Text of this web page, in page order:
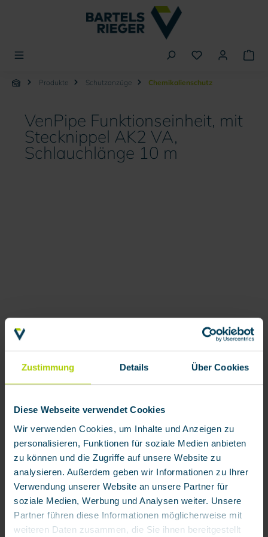
Zustimmung Details Über Cookies
Diese Webseite verwendet Cookies
Wir verwenden Cookies, um Inhalte und Anzeigen zu
personalisieren, Funktionen für soziale Medien anbieten
zu können und die Zugriffe auf unsere Website zu
analysieren. Außerdem geben wir Informationen zu Ihrer
Verwendung unserer Website an unsere Partner für
soziale Medien, Werbung und Analysen weiter. Unsere
Partner führen diese Informationen möglicherweise mit
weiteren Daten zusammen, die Sie ihnen bereitgestellt
Produkte Schutzanzüge Chemikalienschutz
VenPipe Funktionseinheit, mit
Stecknippel AK2 VA,
Schlauchlänge 10 m
Firma
E-Mail *
Ihre Nachricht *